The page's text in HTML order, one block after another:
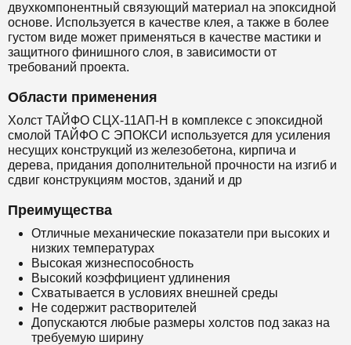
двухкомпонентный связующий материал на эпоксидной
основе. Используется в качестве клея, а также в более
густом виде может применяться в качестве мастики и
защитного финишного слоя, в зависимости от
требований проекта.
Области применения
Холст ТАЙФО СЦХ-11АП-H в комплексе с эпоксидной
смолой ТАЙФО С ЭПОКСИ используется для усиления
несущих конструкций из железобетона, кирпича и
дерева, придания дополнительной прочности на изгиб и
сдвиг конструкциям мостов, зданий и др
Преимущества
Отличные механические показатели при высоких и
низких температурах
Высокая жизнеспособность
Высокий коэффициент удлинения
Схватывается в условиях внешней среды
Не содержит растворителей
Допускаются любые размеры холстов под заказ на
требуемую ширину